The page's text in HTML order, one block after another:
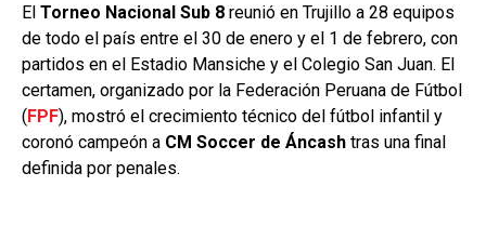
El Torneo Nacional Sub 8 reunió en Trujillo a 28 equipos
de todo el país entre el 30 de enero y el 1 de febrero, con
partidos en el Estadio Mansiche y el Colegio San Juan. El
certamen, organizado por la Federación Peruana de Fútbol
(FPF), mostró el crecimiento técnico del fútbol infantil y
coronó campeón a CM Soccer de Áncash tras una final
definida por penales.